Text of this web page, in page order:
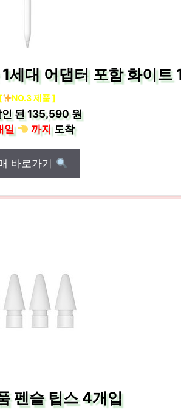
대 어댑터 포함 화이트
[ NO.3 제품 ]
된135,590 원
일
까지도착
바로가기
펜슬 팁스 4개입